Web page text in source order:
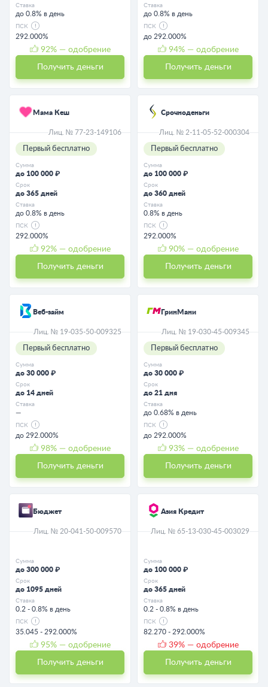
Ставка
до 0.8% в день
ПСК
292.000%
92% — одобрение
Получить деньги
Ставка
до 0.8% в день
ПСК
до 292.000%
94% — одобрение
Получить деньги
Мама Кеш
Лиц. № 77-23-149106
Первый бесплатно
Сумма
до 100 000 ₽
Срок
до 365 дней
Ставка
до 0.8% в день
ПСК
292.000%
92% — одобрение
Получить деньги
Срочноденьги
Лиц. № 2-11-05-52-000304
Первый бесплатно
Сумма
до 100 000 ₽
Срок
до 360 дней
Ставка
0.8% в день
ПСК
292.000%
90% — одобрение
Получить деньги
Веб-займ
Лиц. № 19-035-50-009325
Первый бесплатно
Сумма
до 30 000 ₽
Срок
до 14 дней
Ставка
—
ПСК
до 292.000%
98% — одобрение
Получить деньги
ГринМани
Лиц. № 19-030-45-009345
Первый бесплатно
Сумма
до 30 000 ₽
Срок
до 21 дня
Ставка
до 0.68% в день
ПСК
до 292.000%
93% — одобрение
Получить деньги
Бюджет
Лиц. № 20-041-50-009570
Сумма
до 300 000 ₽
Срок
до 1095 дней
Ставка
0.2 - 0.8% в день
ПСК
35.045 - 292.000%
95% — одобрение
Получить деньги
Азия Кредит
Лиц. № 65-13-030-45-003029
Сумма
до 100 000 ₽
Срок
до 365 дней
Ставка
0.2 - 0.8% в день
ПСК
82.270 - 292.000%
39% — одобрение
Получить деньги